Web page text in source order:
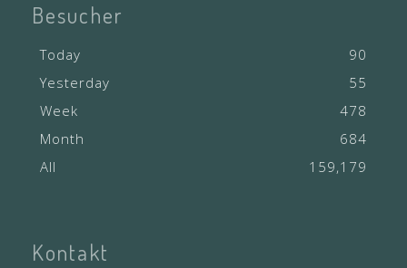
Besucher
Today
90
Yesterday
55
Week
478
Month
684
All
159,179
Kontakt